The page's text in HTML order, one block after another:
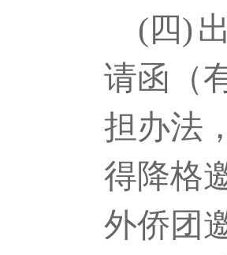
(四)
请函（
担办法
得降格
外侨团